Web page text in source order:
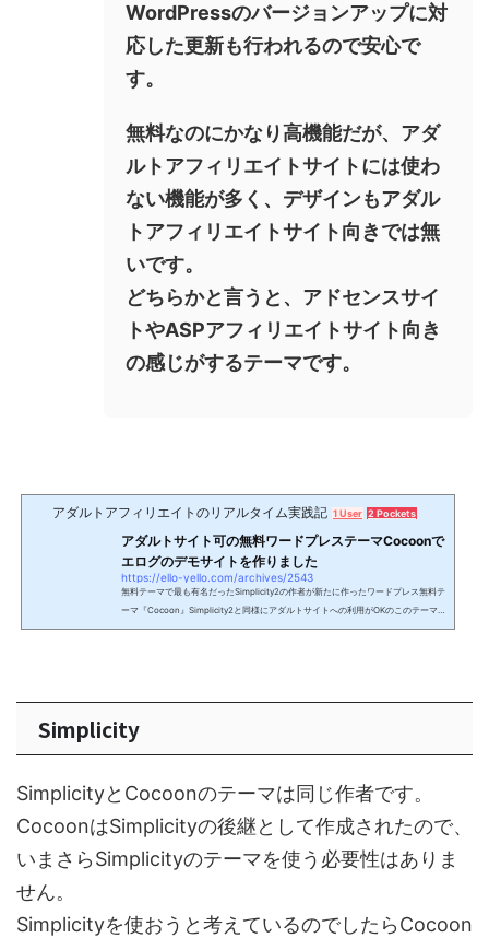
WordPressのバージョンアップに対
応した更新も行われるので安心で
す。
無料なのにかなり高機能だが、アダ
ルトアフィリエイトサイトには使わ
ない機能が多く、デザインもアダル
トアフィリエイトサイト向きでは無
いです。
どちらかと言うと、アドセンスサイ
トやASPアフィリエイトサイト向き
の感じがするテーマです。
アダルトアフィリエイトのリアルタイム実践記 1 User 2 Pockets
アダルトサイト可の無料ワードプレステーマCocoonで
エログのデモサイトを作りました
https://ello-yello.com/archives/2543
無料テーマで最も有名だったSimplicity2の作者が新たに作ったワードプレス無料テ
ーマ『Cocoon』Simplicity2と同様にアダルトサイトへの利用がOKのこのテーマ
でエログのデモサイトを作ってみました。 多くのアダルトサイトで使われたSimpli
いる無料テーマではないでしょうか？ 多くの人が...
Simplicity
SimplicityとCocoonのテーマは同じ作者です。
CocoonはSimplicityの後継として作成されたので、
いまさらSimplicityのテーマを使う必要性はありま
せん。
Simplicityを使おうと考えているのでしたらCocoon